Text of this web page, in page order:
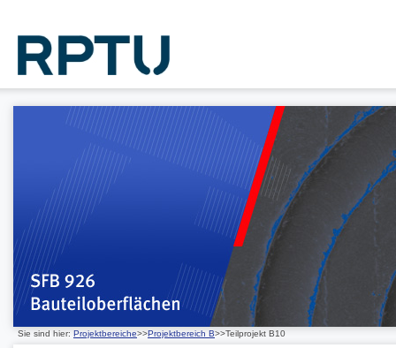
Sie sind hier: Projektbereiche>>Projektbereich B>>Teilprojekt B10